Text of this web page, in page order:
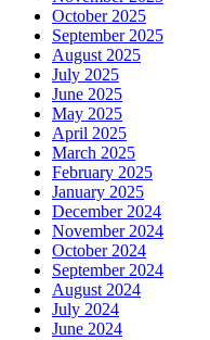
October 2025
September 2025
August 2025
July 2025
June 2025
May 2025
April 2025
March 2025
February 2025
January 2025
December 2024
November 2024
October 2024
September 2024
August 2024
July 2024
June 2024